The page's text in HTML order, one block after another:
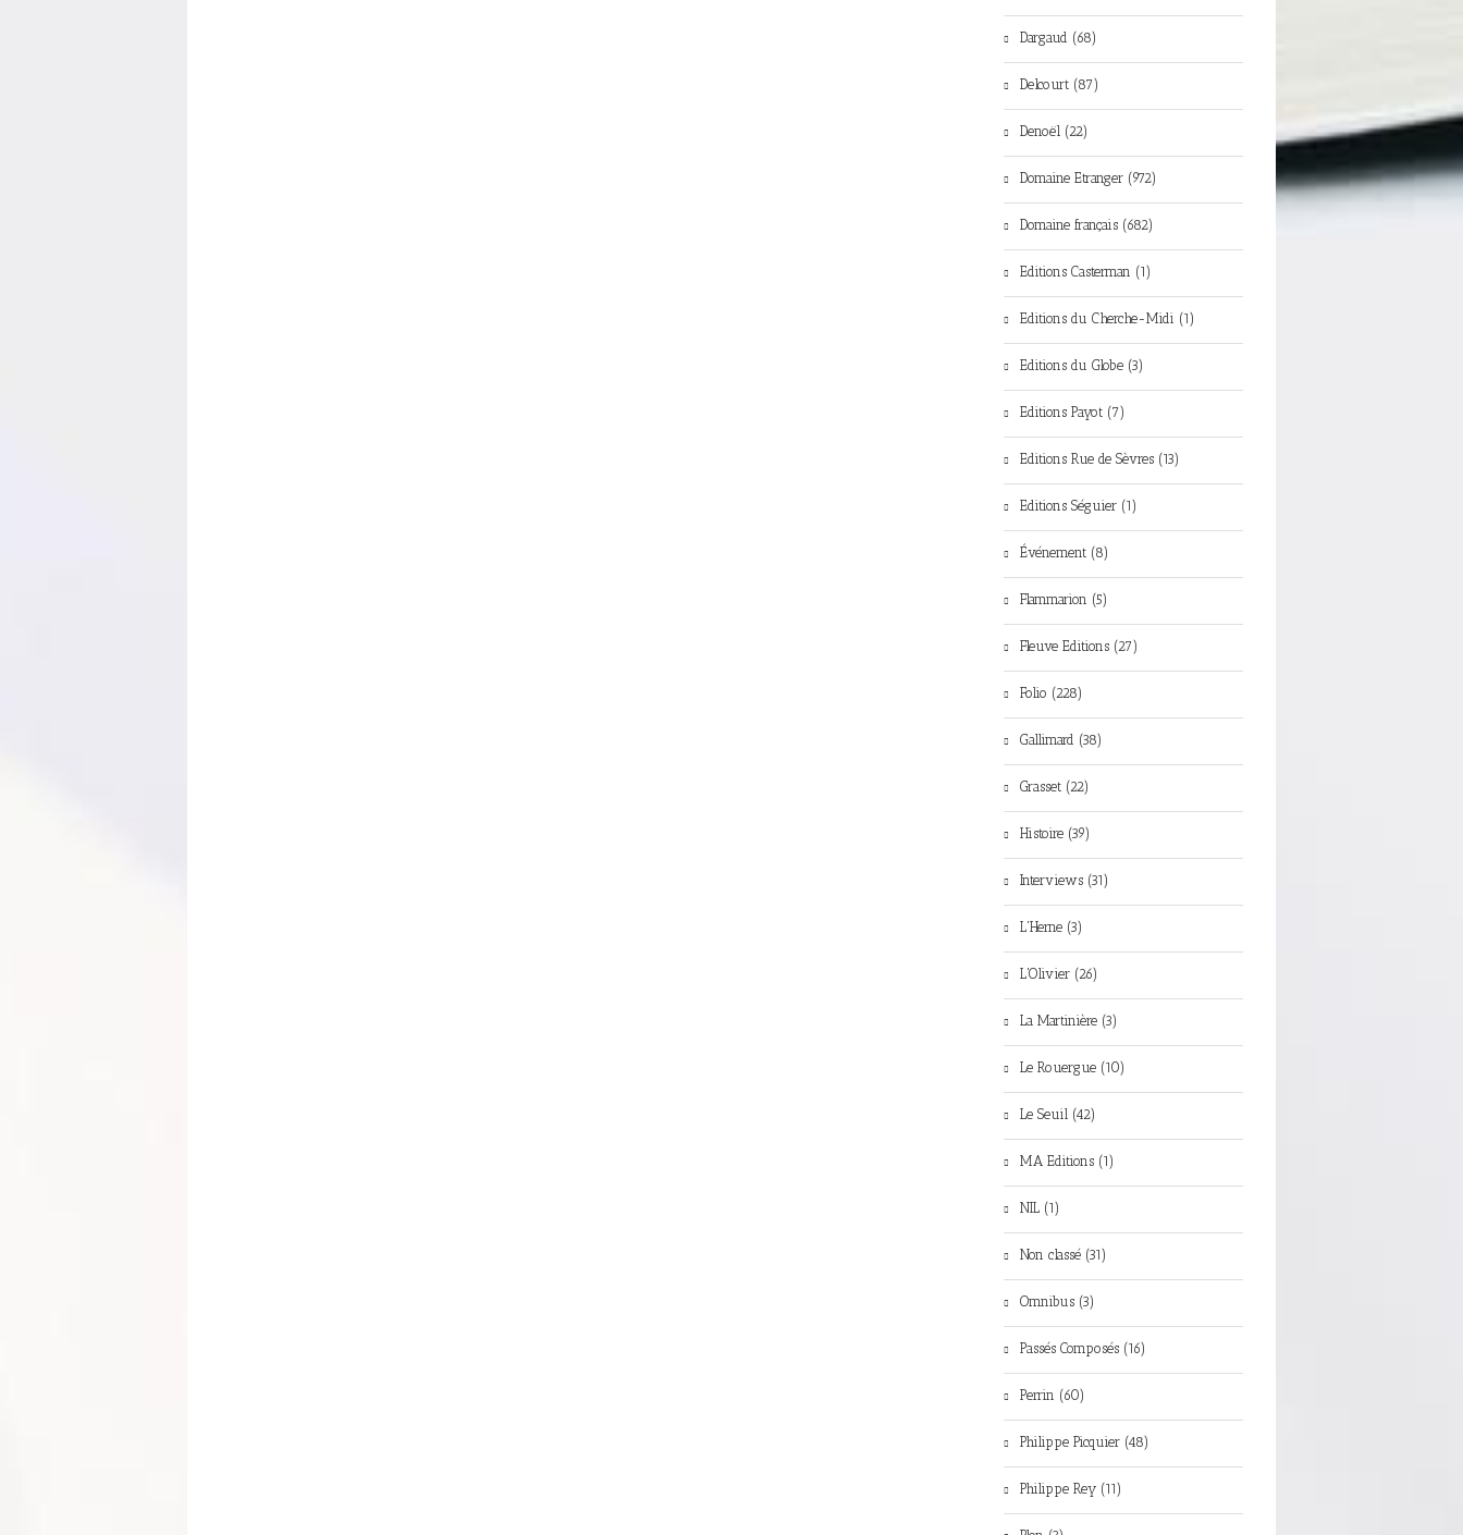
Dargaud (68)
Delcourt (87)
Denoël (22)
Domaine Etranger (972)
Domaine français (682)
Editions Casterman (1)
Editions du Cherche-Midi (1)
Editions du Globe (3)
Editions Payot (7)
Editions Rue de Sèvres (13)
Editions Séguier (1)
Événement (8)
Flammarion (5)
Fleuve Editions (27)
Folio (228)
Gallimard (38)
Grasset (22)
Histoire (39)
Interviews (31)
L'Herne (3)
L'Olivier (26)
La Martinière (3)
Le Rouergue (10)
Le Seuil (42)
MA Editions (1)
NIL (1)
Non classé (31)
Omnibus (3)
Passés Composés (16)
Perrin (60)
Philippe Picquier (48)
Philippe Rey (11)